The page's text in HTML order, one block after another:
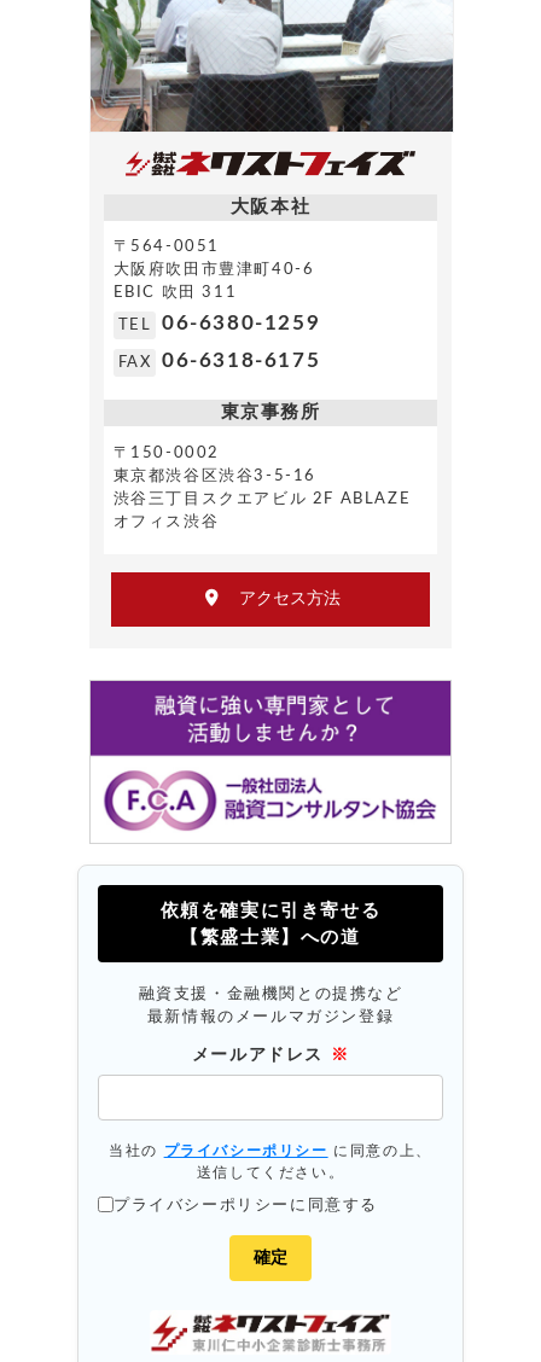
大阪本社
〒564-0051
大阪府吹田市豊津町40-6
EBIC 吹田 311
TEL 06-6380-1259
FAX 06-6318-6175
東京事務所
〒150-0002
東京都渋谷区渋谷3-5-16
渋谷三丁目スクエアビル 2F ABLAZE
オフィス渋谷
アクセス方法
依頼を確実に引き寄せる
【繁盛士業】への道
融資支援・金融機関との提携など
最新情報のメールマガジン登録
メールアドレス ※
当社の プライバシーポリシー に同意の上、
送信してください。
プライバシーポリシーに同意する